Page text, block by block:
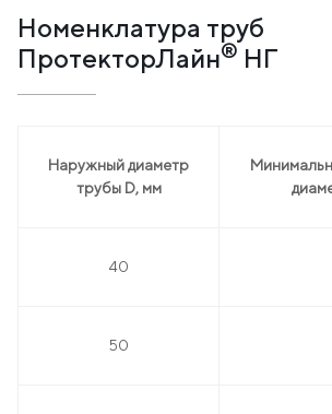
Номенклатура труб
ПротекторЛайн® НГ
Наружный диаметр
трубы D, мм
40
50